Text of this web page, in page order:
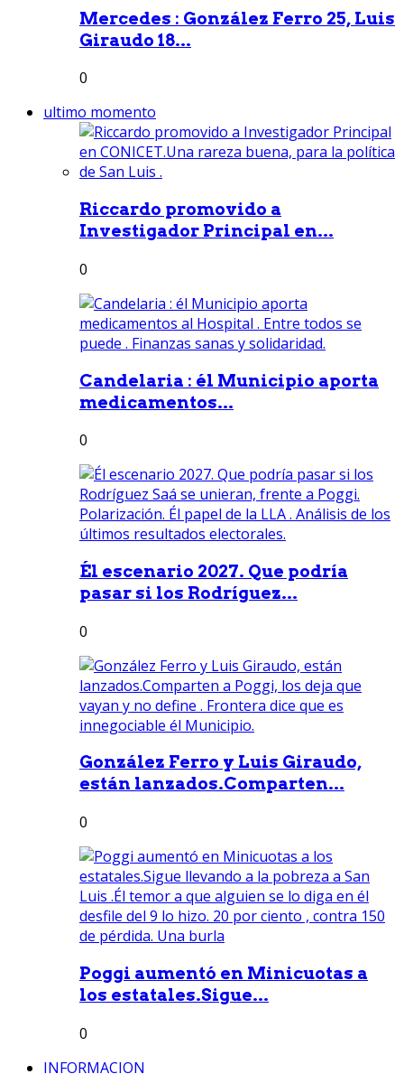
Mercedes : González Ferro 25, Luis
Giraudo 18...
0
ultimo momento
Riccardo promovido a
Investigador Principal en...
0
Candelaria : él Municipio aporta
medicamentos...
0
Él escenario 2027. Que podría
pasar si los Rodríguez...
0
González Ferro y Luis Giraudo,
están lanzados.Comparten...
0
Poggi aumentó en Minicuotas a
los estatales.Sigue...
0
INFORMACION